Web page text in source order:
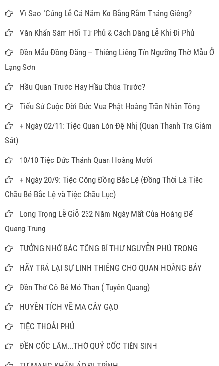
Vì Sao "Cúng Lễ Cả Năm Ko Bằng Rằm Tháng Giêng?
Văn Khấn Sám Hối Tứ Phủ & Cách Dâng Lễ Khi Đi Phủ
Đền Mẫu Đồng Đăng – Thiêng Liêng Tín Ngưỡng Thờ Mẫu Ở
Lạng Sơn
Hầu Quan Trước Hay Hầu Chúa Trước?
Tiểu Sử Cuộc Đời Đức Vua Phật Hoàng Trần Nhân Tông
+ Ngày 02/11: Tiệc Quan Lớn Đệ Nhị (Quan Thanh Tra Giám
Sát)
10/10 Tiệc Đức Thánh Quan Hoàng Mười
+ Ngày 20/9: Tiệc Công Đồng Bắc Lệ (Đồng Thời Là Tiệc
Chầu Bé Bắc Lệ và Tiệc Chầu Lục)
Long Trọng Lễ Giỗ 232 Năm Ngày Mất Của Hoàng Đế
Quang Trung
TƯỞNG NHỚ BÁC TỔNG BÍ THƯ NGUYỄN PHÚ TRỌNG
HÃY TRẢ LẠI SỰ LINH THIÊNG CHO QUAN HOÀNG BẢY
Đền Thờ Cô Bé Mỏ Than ( Tuyên Quang)
HUYỀN TÍCH VỀ MA CÂY GẠO
TIỆC THOẢI PHỦ
ĐỀN CỐC LÂM...THỜ QUỶ CỐC TIÊN SINH